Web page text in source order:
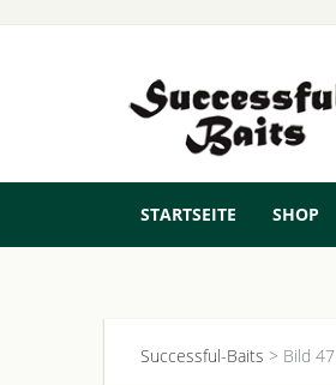
STARTSEITE SHOP
Successful-Baits > Bild 47